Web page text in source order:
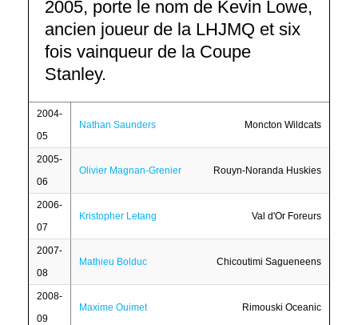
2005, porte le nom de Kevin Lowe,
ancien joueur de la LHJMQ et six
fois vainqueur de la Coupe
Stanley.
2004-
05
Nathan Saunders Moncton Wildcats
2005-
06
Olivier Magnan-Grenier Rouyn-Noranda Huskies
2006-
07
Kristopher Letang Val d'Or Foreurs
2007-
08
Mathieu Bolduc Chicoutimi Sagueneens
2008-
09
Maxime Ouimet Rimouski Oceanic